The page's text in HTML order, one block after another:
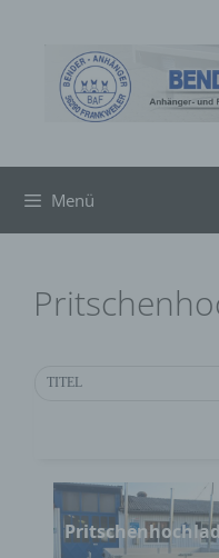
springen
Menü
TITEL